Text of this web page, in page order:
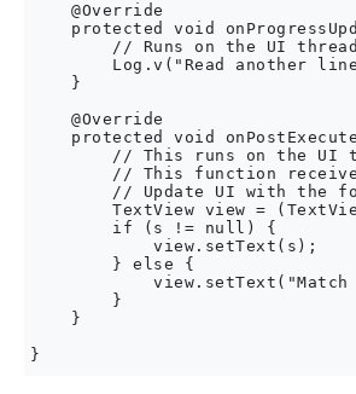
    @Override
protected void
// Runs on the UI
Log.v("Read another
    }
    @Override
protected void
// This runs on the UI
// This function
// Update UI with the
TextView view =
        if (s != null) {
            view.setText(s);
        } else {
view.setText("Match
        }
    }